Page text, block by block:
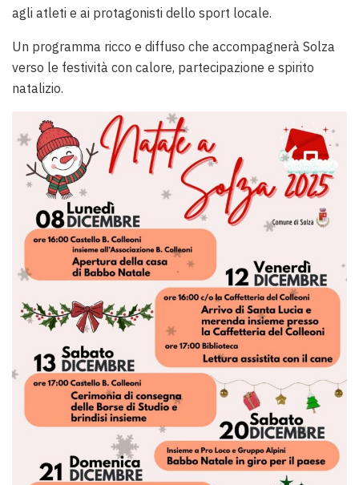
agli atleti e ai protagonisti dello sport locale.
Un programma ricco e diffuso che accompagnerà Solza
verso le festività con calore, partecipazione e spirito
natalizio.